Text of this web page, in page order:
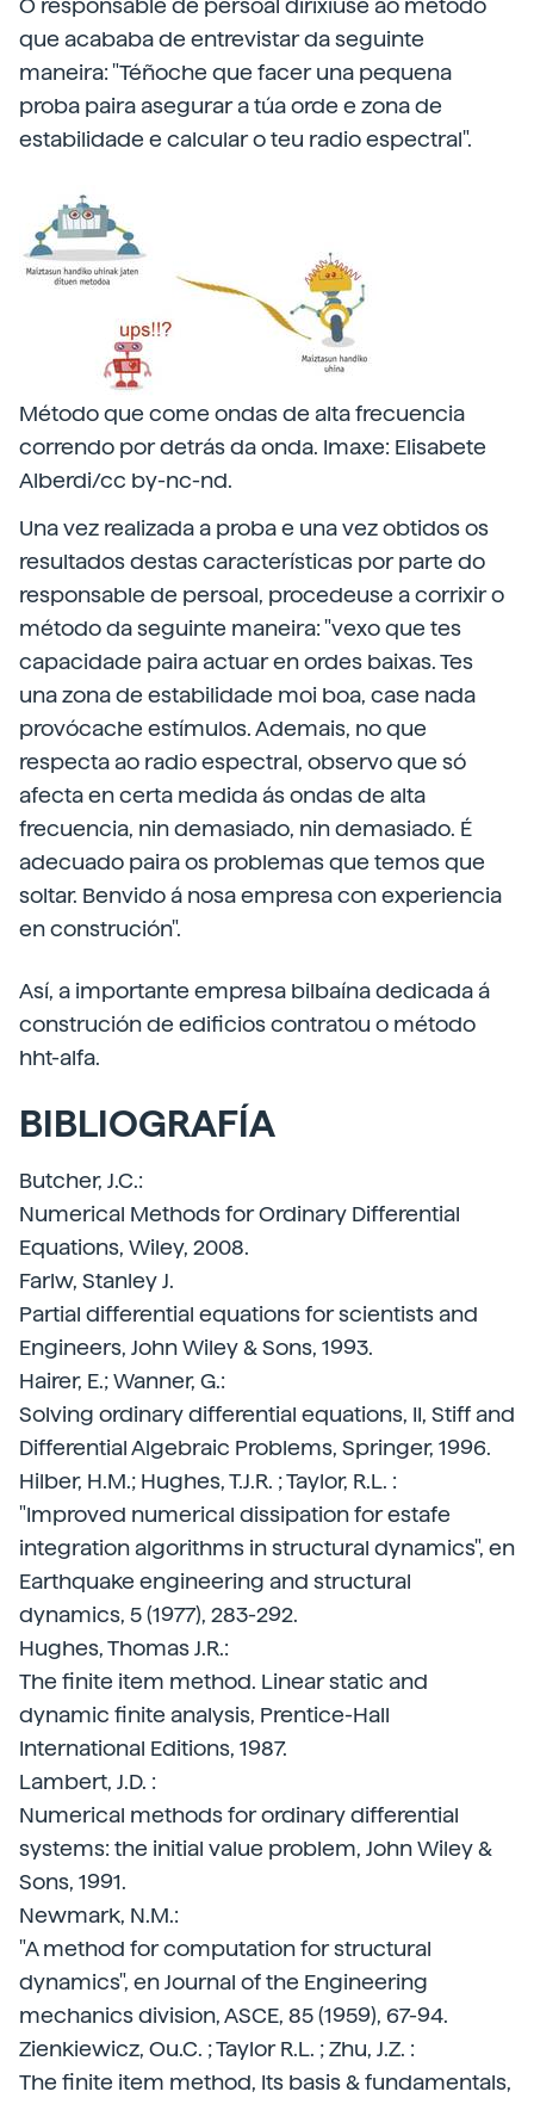
O responsable de persoal dirixiuse ao método
que acababa de entrevistar da seguinte
maneira: "Téñoche que facer una pequena
proba paira asegurar a túa orde e zona de
estabilidade e calcular o teu radio espectral".
Método que come ondas de alta frecuencia
correndo por detrás da onda. Imaxe: Elisabete
Alberdi/cc by-nc-nd.
Una vez realizada a proba e una vez obtidos os
resultados destas características por parte do
responsable de persoal, procedeuse a corrixir o
método da seguinte maneira: "vexo que tes
capacidade paira actuar en ordes baixas. Tes
una zona de estabilidade moi boa, case nada
provócache estímulos. Ademais, no que
respecta ao radio espectral, observo que só
afecta en certa medida ás ondas de alta
frecuencia, nin demasiado, nin demasiado. É
adecuado paira os problemas que temos que
soltar. Benvido á nosa empresa con experiencia
en construción".
Así, a importante empresa bilbaína dedicada á
construción de edificios contratou o método
hht-alfa.
BIBLIOGRAFÍA
Butcher, J.C.:
Numerical Methods for Ordinary Differential
Equations, Wiley, 2008.
Farlw, Stanley J.
Partial differential equations for scientists and
Engineers, John Wiley & Sons, 1993.
Hairer, E.; Wanner, G.:
Solving ordinary differential equations, II, Stiff and
Differential Algebraic Problems, Springer, 1996.
Hilber, H.M.; Hughes, T.J.R. ; Taylor, R.L. :
"Improved numerical dissipation for estafe
integration algorithms in structural dynamics", en
Earthquake engineering and structural
dynamics, 5 (1977), 283-292.
Hughes, Thomas J.R.:
The finite item method. Linear static and
dynamic finite analysis, Prentice-Hall
International Editions, 1987.
Lambert, J.D. :
Numerical methods for ordinary differential
systems: the initial value problem, John Wiley &
Sons, 1991.
Newmark, N.M.:
"A method for computation for structural
dynamics", en Journal of the Engineering
mechanics division, ASCE, 85 (1959), 67-94.
Zienkiewicz, Ou.C. ; Taylor R.L. ; Zhu, J.Z. :
The finite item method, Its basis & fundamentals,